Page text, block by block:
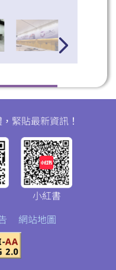
網站地圖
緊貼最新資訊！
小紅書